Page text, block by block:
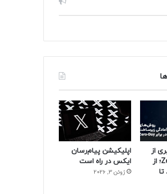
از
حملات Zero-Day؛ از
اپلیکیشن پیام‌رسان
ایکس در راه است
ژوئن 3, 2026